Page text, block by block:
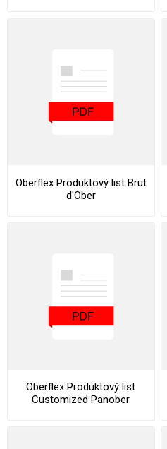
Oberflex Produktový list Brut
d'Ober
Oberflex Produktový list
Customized Panober